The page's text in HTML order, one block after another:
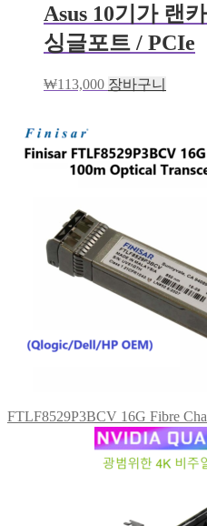
Asus 10기가 랜
싱글포트 / PCIe
₩113,000 장바구니
FTLF8529P3BCV 16G Fibre